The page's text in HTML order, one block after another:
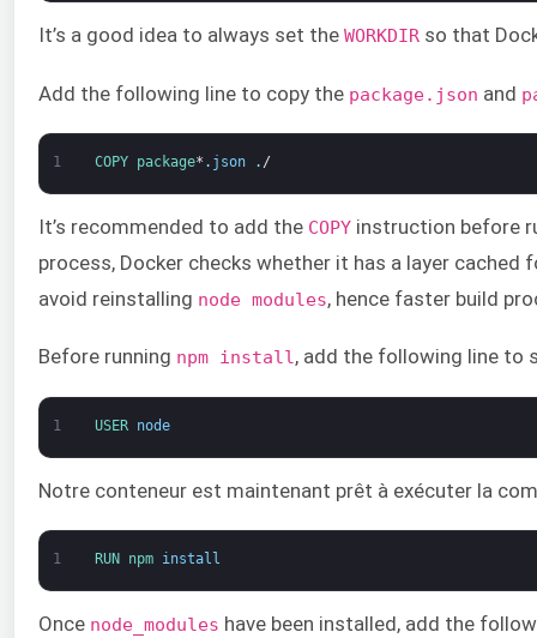
It’s a good idea to always set the WORKDIR so that
Add the following line to copy the package.json and
1 COPY package* . json . /
It’s recommended to add the COPY instruction before
process, Docker checks whether it has a layer
avoid reinstalling node modules, hence faster build
Before running npm install, add the following line to
1 USER node
Notre conteneur est maintenant prêt à exécuter la
1 RUN npm install
Once node_modules have been installed, add the